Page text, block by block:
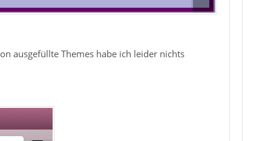
ausgefüllte Themes habe ich leider nichts